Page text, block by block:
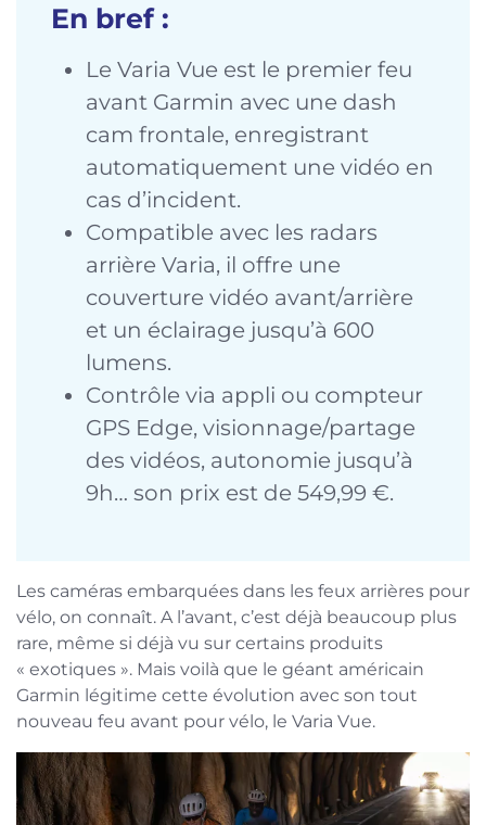
En bref :
Le Varia Vue est le premier feu
avant Garmin avec une dash
cam frontale, enregistrant
automatiquement une vidéo en
cas d’incident.
Compatible avec les radars
arrière Varia, il offre une
couverture vidéo avant/arrière
et un éclairage jusqu’à 600
lumens.
Contrôle via appli ou compteur
GPS Edge, visionnage/partage
des vidéos, autonomie jusqu’à
9h… son prix est de 549,99 €.
Les caméras embarquées dans les feux arrières pour
vélo, on connaît. A l’avant, c’est déjà beaucoup plus
rare, même si déjà vu sur certains produits
« exotiques ». Mais voilà que le géant américain
Garmin légitime cette évolution avec son tout
nouveau feu avant pour vélo, le Varia Vue.